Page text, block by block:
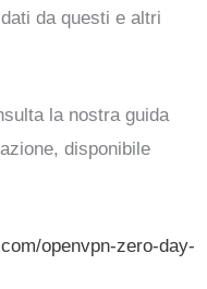
da questi e altri
la nostra guida
disponibile
openvpn-zero-day-